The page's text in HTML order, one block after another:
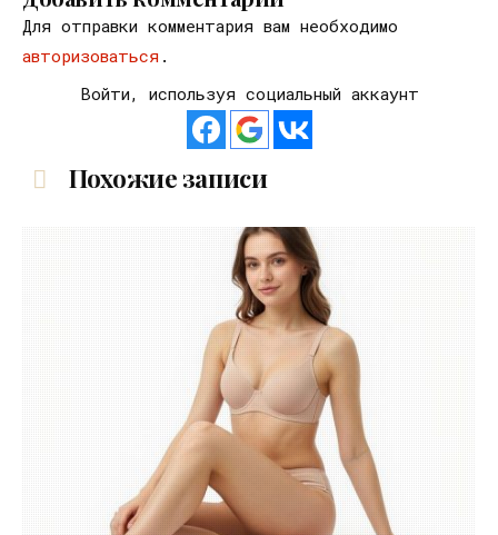
Для отправки комментария вам необходимо
авторизоваться .
Войти, используя социальный аккаунт
Похожие записи